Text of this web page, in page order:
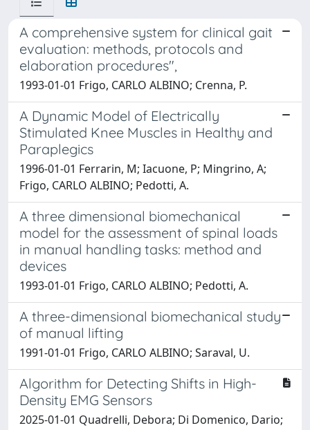
A comprehensive system for clinical gait
evaluation: methods, protocols and
elaboration procedures",
1993-01-01 Frigo, CARLO ALBINO; Crenna, P.
A Dynamic Model of Electrically
Stimulated Knee Muscles in Healthy and
Paraplegics
1996-01-01 Ferrarin, M; Iacuone, P; Mingrino, A;
Frigo, CARLO ALBINO; Pedotti, A.
A three dimensional biomechanical
model for the assessment of spinal loads
in manual handling tasks: method and
devices
1993-01-01 Frigo, CARLO ALBINO; Pedotti, A.
A three-dimensional biomechanical study
of manual lifting
1991-01-01 Frigo, CARLO ALBINO; Saraval, U.
Algorithm for Detecting Shifts in High-
Density EMG Sensors
2025-01-01 Quadrelli, Debora; Di Domenico, Dario;